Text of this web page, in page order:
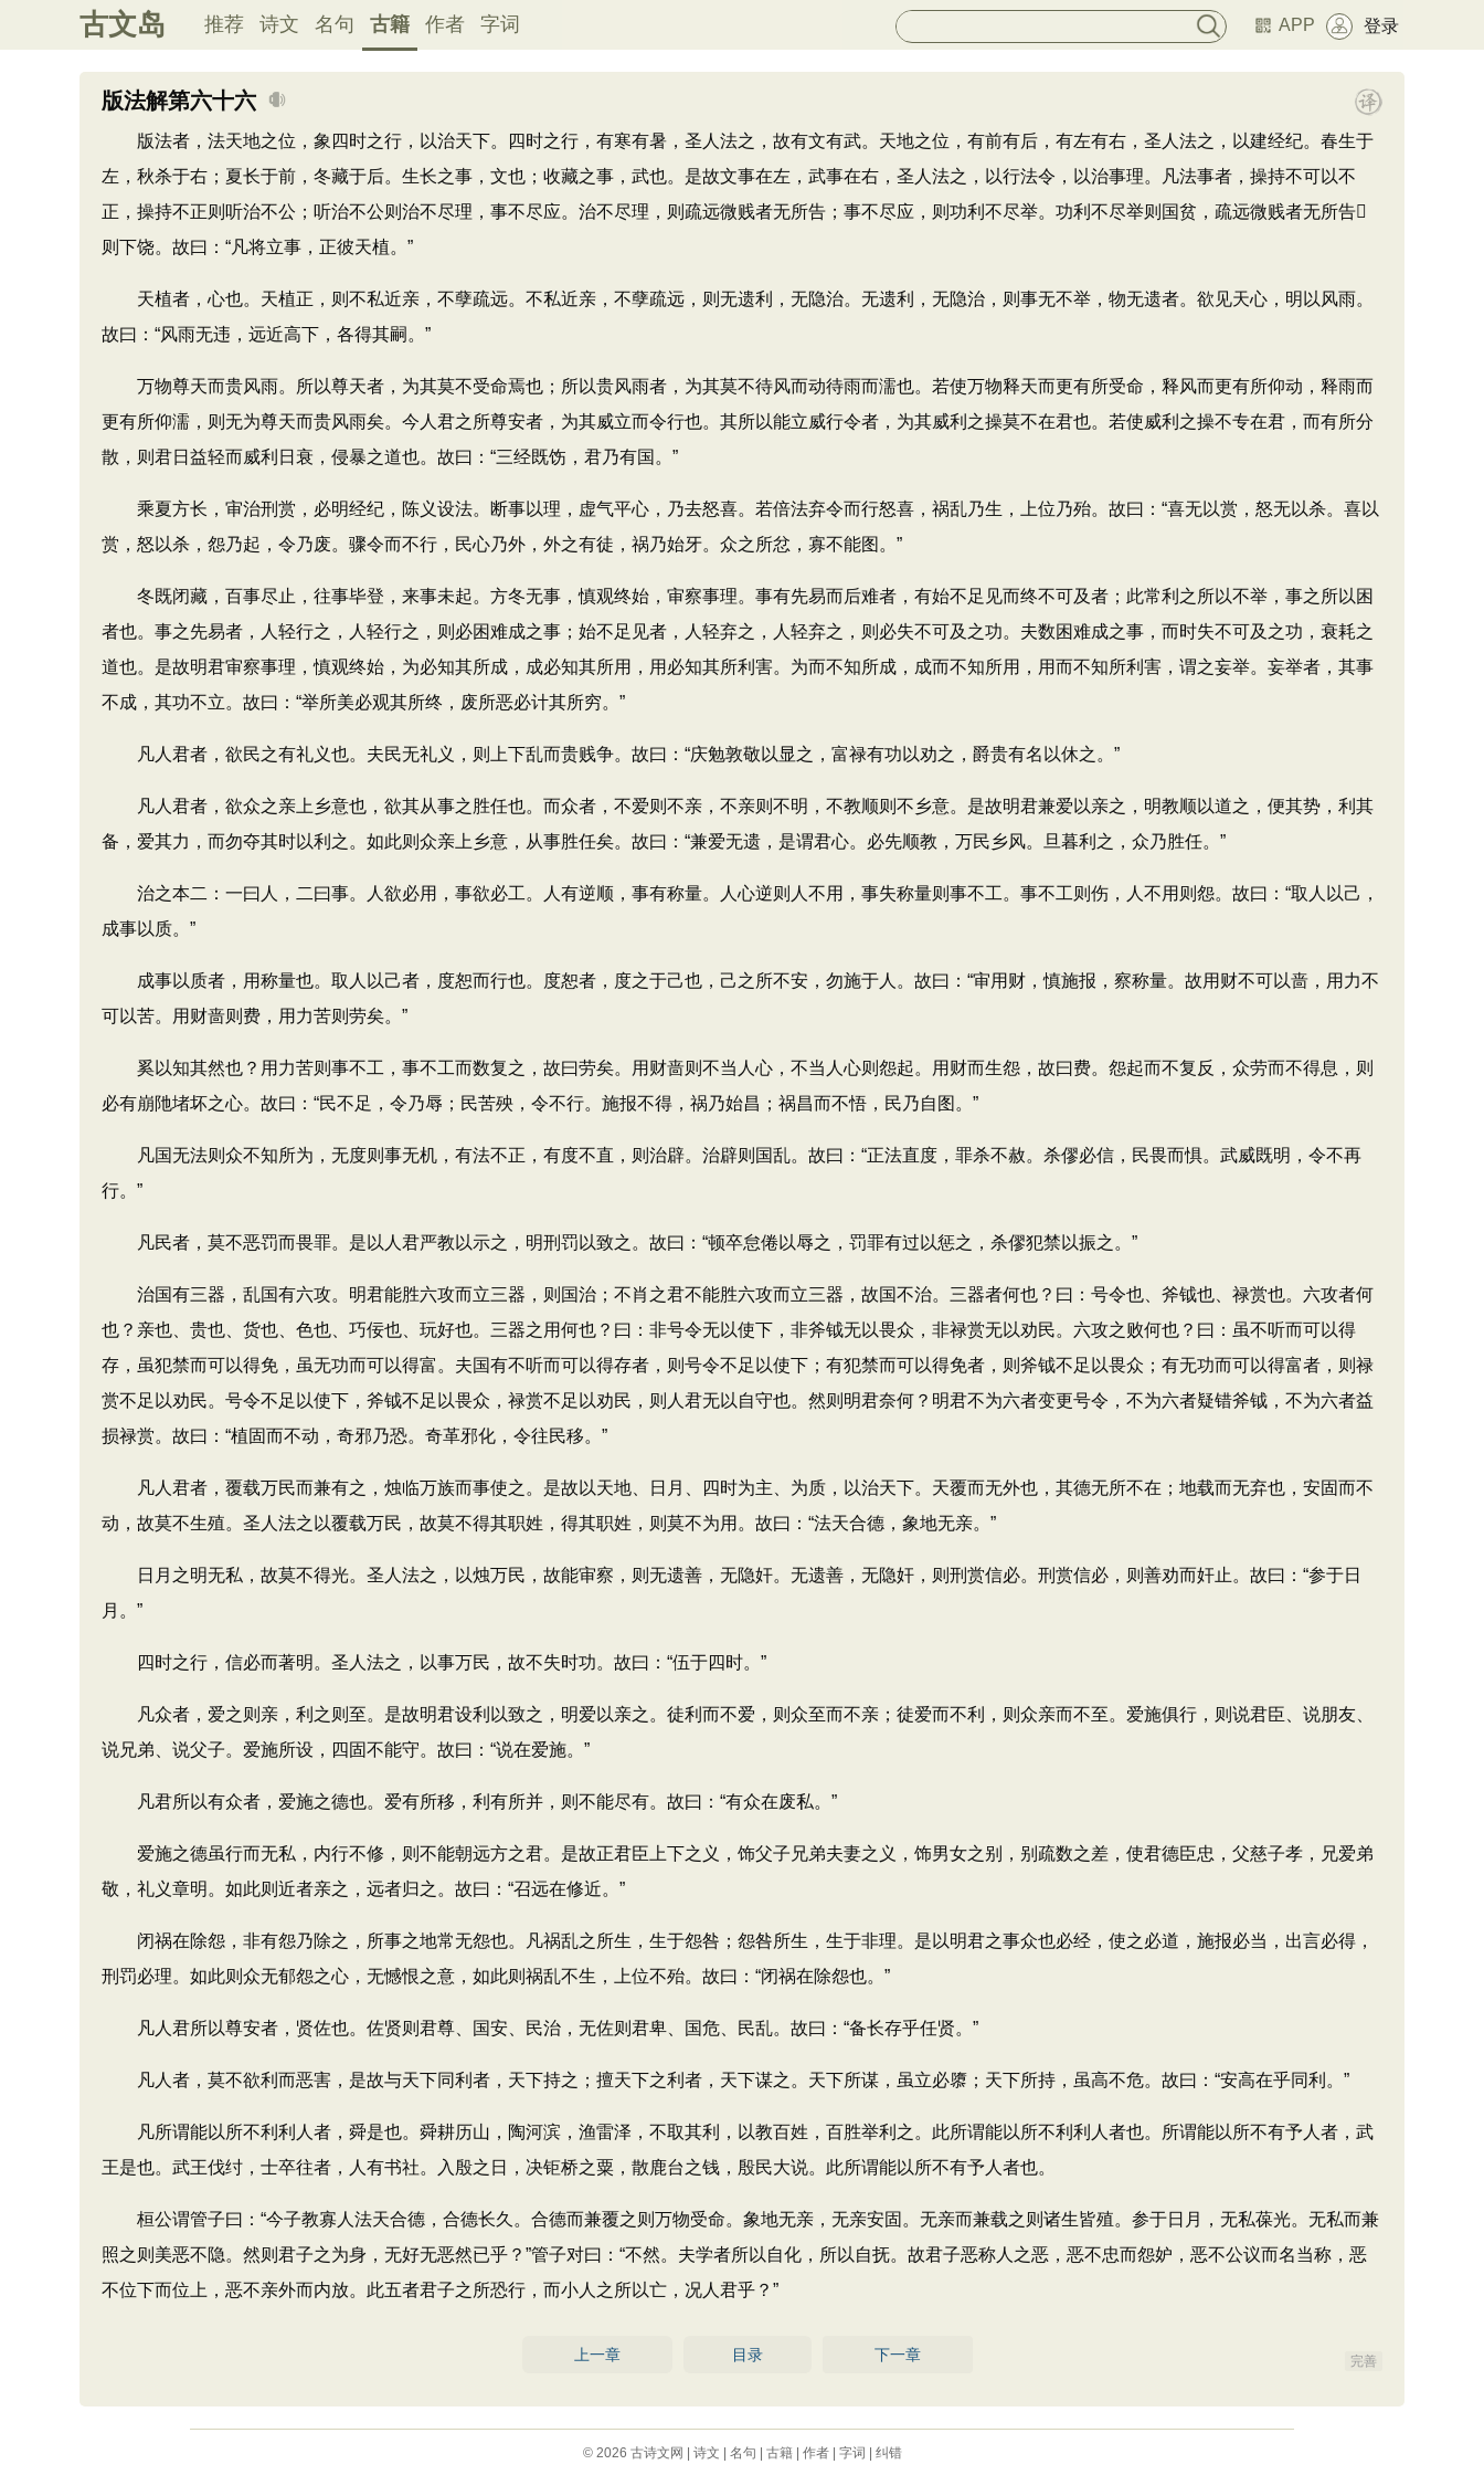
古文岛 推荐 诗文 名句 古籍 作者 字词 APP 登录
版法解第六十六
版法者，法天地之位，象四时之行，以治天下。四时之行，有寒有暑，圣人法之，故有文有武。天地之位，有前有后，有左有右，圣人法之，以建经纪。春生于
左，秋杀于右；夏长于前，冬藏于后。生长之事，文也；收藏之事，武也。是故文事在左，武事在右，圣人法之，以行法令，以治事理。凡法事者，操持不可以不
正，操持不正则听治不公；听治不公则治不尽理，事不尽应。治不尽理，则疏远微贱者无所告；事不尽应，则功利不尽举。功利不尽举则国贫，疏远微贱者无所告
则下饶。故曰：“凡将立事，正彼天植。”
天植者，心也。天植正，则不私近亲，不孽疏远。不私近亲，不孽疏远，则无遗利，无隐治。无遗利，无隐治，则事无不举，物无遗者。欲见天心，明以风雨。
故曰：“风雨无违，远近高下，各得其嗣。”
万物尊天而贵风雨。所以尊天者，为其莫不受命焉也；所以贵风雨者，为其莫不待风而动待雨而濡也。若使万物释天而更有所受命，释风而更有所仰动，释雨而
更有所仰濡，则无为尊天而贵风雨矣。今人君之所尊安者，为其威立而令行也。其所以能立威行令者，为其威利之操莫不在君也。若使威利之操不专在君，而有所分
散，则君日益轻而威利日衰，侵暴之道也。故曰：“三经既饬，君乃有国。”
乘夏方长，审治刑赏，必明经纪，陈义设法。断事以理，虚气平心，乃去怒喜。若倍法弃令而行怒喜，祸乱乃生，上位乃殆。故曰：“喜无以赏，怒无以杀。喜以
赏，怒以杀，怨乃起，令乃废。骤令而不行，民心乃外，外之有徒，祸乃始牙。众之所忿，寡不能图。”
冬既闭藏，百事尽止，往事毕登，来事未起。方冬无事，慎观终始，审察事理。事有先易而后难者，有始不足见而终不可及者；此常利之所以不举，事之所以困
者也。事之先易者，人轻行之，人轻行之，则必困难成之事；始不足见者，人轻弃之，人轻弃之，则必失不可及之功。夫数困难成之事，而时失不可及之功，衰耗之
道也。是故明君审察事理，慎观终始，为必知其所成，成必知其所用，用必知其所利害。为而不知所成，成而不知所用，用而不知所利害，谓之妄举。妄举者，其事
不成，其功不立。故曰：“举所美必观其所终，废所恶必计其所穷。”
凡人君者，欲民之有礼义也。夫民无礼义，则上下乱而贵贱争。故曰：“庆勉敦敬以显之，富禄有功以劝之，爵贵有名以休之。”
凡人君者，欲众之亲上乡意也，欲其从事之胜任也。而众者，不爱则不亲，不亲则不明，不教顺则不乡意。是故明君兼爱以亲之，明教顺以道之，便其势，利其
备，爱其力，而勿夺其时以利之。如此则众亲上乡意，从事胜任矣。故曰：“兼爱无遗，是谓君心。必先顺教，万民乡风。旦暮利之，众乃胜任。”
治之本二：一曰人，二曰事。人欲必用，事欲必工。人有逆顺，事有称量。人心逆则人不用，事失称量则事不工。事不工则伤，人不用则怨。故曰：“取人以己，
成事以质。”
成事以质者，用称量也。取人以己者，度恕而行也。度恕者，度之于己也，己之所不安，勿施于人。故曰：“审用财，慎施报，察称量。故用财不可以啬，用力不
可以苦。用财啬则费，用力苦则劳矣。”
奚以知其然也？用力苦则事不工，事不工而数复之，故曰劳矣。用财啬则不当人心，不当人心则怨起。用财而生怨，故曰费。怨起而不复反，众劳而不得息，则
必有崩阤堵坏之心。故曰：“民不足，令乃辱；民苦殃，令不行。施报不得，祸乃始昌；祸昌而不悟，民乃自图。”
凡国无法则众不知所为，无度则事无机，有法不正，有度不直，则治辟。治辟则国乱。故曰：“正法直度，罪杀不赦。杀僇必信，民畏而惧。武威既明，令不再
行。”
凡民者，莫不恶罚而畏罪。是以人君严教以示之，明刑罚以致之。故曰：“顿卒怠倦以辱之，罚罪有过以惩之，杀僇犯禁以振之。”
治国有三器，乱国有六攻。明君能胜六攻而立三器，则国治；不肖之君不能胜六攻而立三器，故国不治。三器者何也？曰：号令也、斧钺也、禄赏也。六攻者何
也？亲也、贵也、货也、色也、巧佞也、玩好也。三器之用何也？曰：非号令无以使下，非斧钺无以畏众，非禄赏无以劝民。六攻之败何也？曰：虽不听而可以得
存，虽犯禁而可以得免，虽无功而可以得富。夫国有不听而可以得存者，则号令不足以使下；有犯禁而可以得免者，则斧钺不足以畏众；有无功而可以得富者，则禄
赏不足以劝民。号令不足以使下，斧钺不足以畏众，禄赏不足以劝民，则人君无以自守也。然则明君奈何？明君不为六者变更号令，不为六者疑错斧钺，不为六者益
损禄赏。故曰：“植固而不动，奇邪乃恐。奇革邪化，令往民移。”
凡人君者，覆载万民而兼有之，烛临万族而事使之。是故以天地、日月、四时为主、为质，以治天下。天覆而无外也，其德无所不在；地载而无弃也，安固而不
动，故莫不生殖。圣人法之以覆载万民，故莫不得其职姓，得其职姓，则莫不为用。故曰：“法天合德，象地无亲。”
日月之明无私，故莫不得光。圣人法之，以烛万民，故能审察，则无遗善，无隐奸。无遗善，无隐奸，则刑赏信必。刑赏信必，则善劝而奸止。故曰：“参于日
月。”
四时之行，信必而著明。圣人法之，以事万民，故不失时功。故曰：“伍于四时。”
凡众者，爱之则亲，利之则至。是故明君设利以致之，明爱以亲之。徒利而不爱，则众至而不亲；徒爱而不利，则众亲而不至。爱施俱行，则说君臣、说朋友、
说兄弟、说父子。爱施所设，四固不能守。故曰：“说在爱施。”
凡君所以有众者，爱施之德也。爱有所移，利有所并，则不能尽有。故曰：“有众在废私。”
爱施之德虽行而无私，内行不修，则不能朝远方之君。是故正君臣上下之义，饰父子兄弟夫妻之义，饰男女之别，别疏数之差，使君德臣忠，父慈子孝，兄爱弟
敬，礼义章明。如此则近者亲之，远者归之。故曰：“召远在修近。”
闭祸在除怨，非有怨乃除之，所事之地常无怨也。凡祸乱之所生，生于怨咎；怨咎所生，生于非理。是以明君之事众也必经，使之必道，施报必当，出言必得，
刑罚必理。如此则众无郁怨之心，无憾恨之意，如此则祸乱不生，上位不殆。故曰：“闭祸在除怨也。”
凡人君所以尊安者，贤佐也。佐贤则君尊、国安、民治，无佐则君卑、国危、民乱。故曰：“备长存乎任贤。”
凡人者，莫不欲利而恶害，是故与天下同利者，天下持之；擅天下之利者，天下谋之。天下所谋，虽立必隳；天下所持，虽高不危。故曰：“安高在乎同利。”
凡所谓能以所不利利人者，舜是也。舜耕历山，陶河滨，渔雷泽，不取其利，以教百姓，百胜举利之。此所谓能以所不利利人者也。所谓能以所不有予人者，武
王是也。武王伐纣，士卒往者，人有书社。入殷之日，决钜桥之粟，散鹿台之钱，殷民大说。此所谓能以所不有予人者也。
桓公谓管子曰：“今子教寡人法天合德，合德长久。合德而兼覆之则万物受命。象地无亲，无亲安固。无亲而兼载之则诸生皆殖。参于日月，无私葆光。无私而兼
照之则美恶不隐。然则君子之为身，无好无恶然已乎？”管子对曰：“不然。夫学者所以自化，所以自抚。故君子恶称人之恶，恶不忠而怨妒，恶不公议而名当称，恶
不位下而位上，恶不亲外而内放。此五者君子之所恐行，而小人之所以亡，况人君乎？”
上一章 目录 下一章 完善
© 2026 古诗文网 诗文 名句 古籍| 作者| 字词 纠错